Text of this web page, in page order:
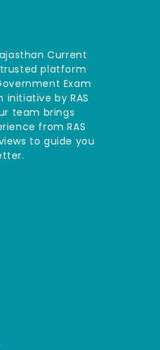
Current
platform
Exam
initiative by RAS
team brings
from RAS
to guide you